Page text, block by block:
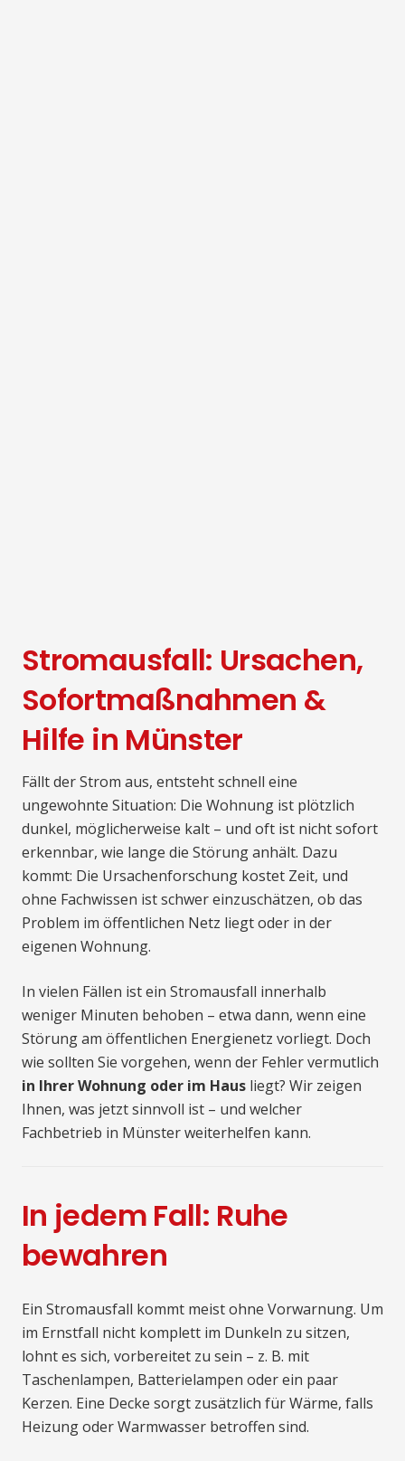
Stromausfall: Ursachen,
Sofortmaßnahmen &
Hilfe in Münster
Fällt der Strom aus, entsteht schnell eine
ungewohnte Situation: Die Wohnung ist plötzlich
dunkel, möglicherweise kalt – und oft ist nicht sofort
erkennbar, wie lange die Störung anhält. Dazu
kommt: Die Ursachenforschung kostet Zeit, und
ohne Fachwissen ist schwer einzuschätzen, ob das
Problem im öffentlichen Netz liegt oder in der
eigenen Wohnung.
In vielen Fällen ist ein Stromausfall innerhalb
weniger Minuten behoben – etwa dann, wenn eine
Störung am öffentlichen Energienetz vorliegt. Doch
wie sollten Sie vorgehen, wenn der Fehler vermutlich
in Ihrer Wohnung oder im Haus liegt? Wir zeigen
Ihnen, was jetzt sinnvoll ist – und welcher
Fachbetrieb in Münster weiterhelfen kann.
In jedem Fall: Ruhe
bewahren
Ein Stromausfall kommt meist ohne Vorwarnung. Um
im Ernstfall nicht komplett im Dunkeln zu sitzen,
lohnt es sich, vorbereitet zu sein – z. B. mit
Taschenlampen, Batterielampen oder ein paar
Kerzen. Eine Decke sorgt zusätzlich für Wärme, falls
Heizung oder Warmwasser betroffen sind.